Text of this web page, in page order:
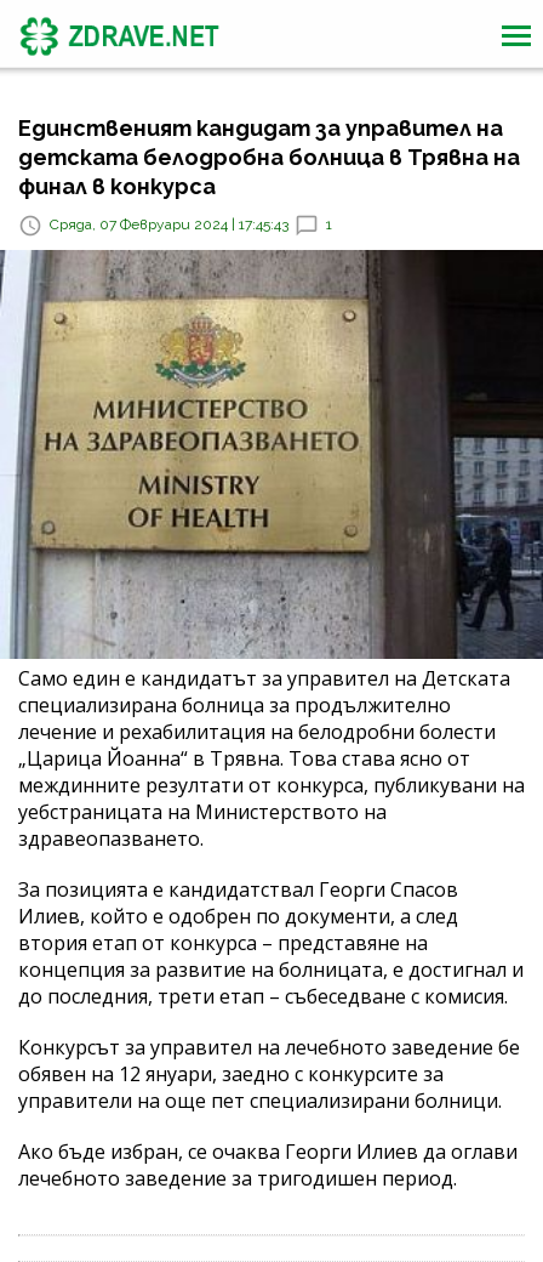
Единственият кандидат за управител на
детската белодробна болница в Трявна на
финал в конкурса
Сряда, 07 Февруари 2024 | 17:45:43 1
Само един е кандидатът за управител на Детската
специализирана болница за продължително
лечение и рехабилитация на белодробни болести
„Царица Йоанна“ в Трявна. Това става ясно от
междинните резултати от конкурса, публикувани на
уебстраницата на Министерството на
здравеопазването.
За позицията е кандидатствал Георги Спасов
Илиев, който е одобрен по документи, а след
втория етап от конкурса – представяне на
концепция за развитие на болницата, е достигнал и
до последния, трети етап – събеседване с комисия.
Конкурсът за управител на лечебното заведение бе
обявен на 12 януари, заедно с конкурсите за
управители на още пет специализирани болници.
Ако бъде избран, се очаква Георги Илиев да оглави
лечебното заведение за тригодишен период.